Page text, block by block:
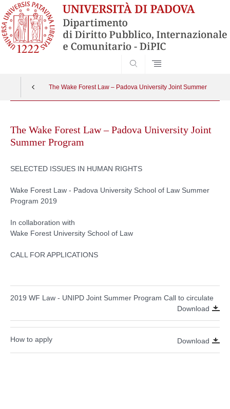
The Wake Forest Law – Padova University Joint Summer
contentThe Wake Forest Law – Padova University Joint
Summer Program
SELECTED ISSUES IN HUMAN RIGHTS
Wake Forest Law - Padova University School of Law Summer
Program 2019
In collaboration with
Wake Forest University School of Law
CALL FOR APPLICATIONS
2019 WF Law - UNIPD Joint Summer Program Call to circulate
Download
How to apply Download